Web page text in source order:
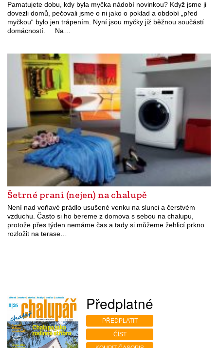
Pamatujete dobu, kdy byla myčka nádobí novinkou? Když jsme ji
dovezli domů, pečovali jsme o ni jako o poklad a období „před
myčkou“ bylo jen trápením. Nyní jsou myčky již běžnou součástí
domácností. Na…
Šetrné praní (nejen) na chalupě
Není nad voňavé prádlo usušené venku na slunci a čerstvém
vzduchu. Často si ho bereme z domova s sebou na chalupu,
protože přes týden nemáme čas a tady si můžeme žehlicí prkno
rozložit na terase…
Předplatné
PŘEDPLATIT
ČÍST